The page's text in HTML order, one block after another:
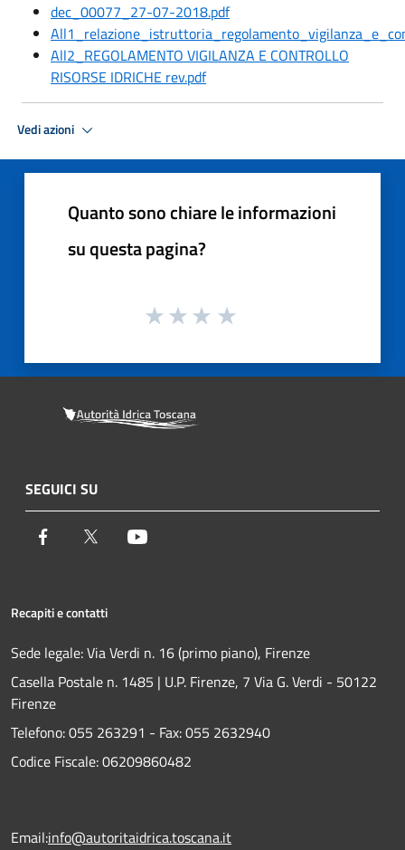
dec_00077_27-07-2018.pdf
All2_REGOLAMENTO VIGILANZA E CONTROLLO
RISORSE IDRICHE rev.pdf
Vedi azioni
Quanto sono chiare le informazioni
su questa pagina?
SEGUICI SU
Facebook Twitter
Recapiti e contatti
Sede legale: Via Verdi n. 16 (primo piano), Firenze
Casella Postale n. 1485 | U.P. Firenze, 7 Via G. Verdi - 50122
Firenze
Telefono:055 263291 - Fax:055 2632940
Codice Fiscale: 06209860482
Email:info@autoritaidrica.toscana.it